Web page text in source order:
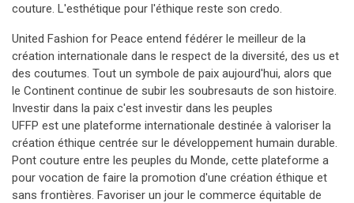
couture. L'esthétique pour l'éthique reste son credo.
United Fashion for Peace entend fédérer le meilleur de la
création internationale dans le respect de la diversité, des us et
des coutumes. Tout un symbole de paix aujourd'hui, alors que
le Continent continue de subir les soubresauts de son histoire.
Investir dans la paix c'est investir dans les peuples
UFFP est une plateforme internationale destinée à valoriser la
création éthique centrée sur le développement humain durable.
Pont couture entre les peuples du Monde, cette plateforme a
pour vocation de faire la promotion d'une création éthique et
sans frontières. Favoriser un jour le commerce équitable de